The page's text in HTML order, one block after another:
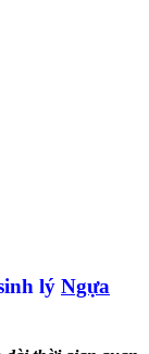
lý Ngựa